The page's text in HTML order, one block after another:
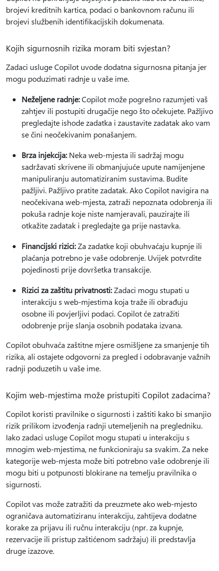
brojevi kreditnih kartica, podaci o bankovnom računu ili
brojevi službenih identifikacijskih dokumenata.
Kojih sigurnosnih rizika moram biti svjestan?
Zadaci usluge Copilot uvode dodatna sigurnosna pitanja jer
mogu poduzimati radnje u vaše ime.
Neželjene radnje:Copilot može pogrešno razumjeti vaš
zahtjev ili postupiti drugačije nego što očekujete. Pažljivo
pregledajte ishode zadatka i zaustavite zadatak ako vam
se čini neočekivanim ponašanjem.
Brza injekcija:Neka web-mjesta ili sadržaj mogu
sadržavati skrivene ili obmanjujuće upute namijenjene
manipuliranju automatiziranim sustavima. Budite
pažljivi. Pažljivo pratite zadatak. Ako Copilot navigira na
neočekivana web-mjesta, zatraži nepoznata odobrenja ili
pokuša radnje koje niste namjeravali, pauzirajte ili
otkažite zadatak i pregledajte ga prije nastavka.
Financijski rizici:Za zadatke koji obuhvaćaju kupnje ili
plaćanja potrebno je vaše odobrenje. Uvijek potvrdite
pojedinosti prije dovršetka transakcije.
Rizici za zaštitu privatnosti:Zadaci mogu stupati u
interakciju s web-mjestima koja traže ili obrađuju
osobne ili povjerljivi podaci. Copilot će zatražiti
odobrenje prije slanja osobnih podataka izvana.
Copilot obuhvaća zaštitne mjere osmišljene za smanjenje tih
rizika, ali ostajete odgovorni za pregled i odobravanje važnih
radnji poduzetih u vaše ime.
Kojim web-mjestima može pristupiti Copilot zadacima?
Copilot koristi pravilnike o sigurnosti i zaštiti kako bi smanjio
rizik prilikom izvođenja radnji utemeljenih na pregledniku.
Iako zadaci usluge Copilot mogu stupati u interakciju s
mnogim web-mjestima, ne funkcioniraju sa svakim. Za neke
kategorije web-mjesta može biti potrebno vaše odobrenje ili
mogu biti u potpunosti blokirane na temelju pravilnika o
sigurnosti.
Copilot vas može zatražiti da preuzmete ako web-mjesto
ograničava automatiziranu interakciju, zahtijeva dodatne
korake za prijavu ili ručnu interakciju (npr. za kupnje,
rezervacije ili pristup zaštićenom sadržaju) ili predstavlja
druge izazove.